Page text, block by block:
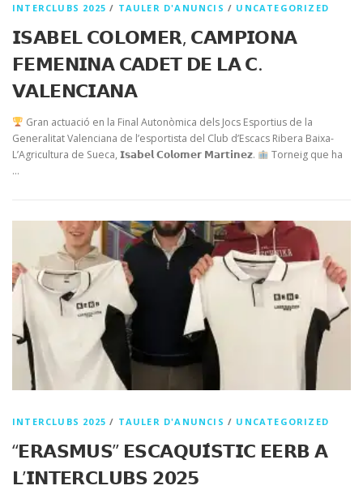
INTERCLUBS 2025 / TAULER D'ANUNCIS / UNCATEGORIZED
𝗜𝗦𝗔𝗕𝗘𝗟 𝗖𝗢𝗟𝗢𝗠𝗘𝗥, 𝗖𝗔𝗠𝗣𝗜𝗢𝗡𝗔
𝗙𝗘𝗠𝗘𝗡𝗜𝗡𝗔 𝗖𝗔𝗗𝗘𝗧 𝗗𝗘 𝗟𝗔 𝗖.
𝗩𝗔𝗟𝗘𝗡𝗖𝗜𝗔𝗡𝗔
Gran actuació en la Final Autonòmica dels Jocs Esportius de la
Generalitat Valenciana de l’esportista del Club d’Escacs Ribera Baixa-
L’Agricultura de Sueca, 𝗜𝘀𝗮𝗯𝗲𝗹 𝗖𝗼𝗹𝗼𝗺𝗲𝗿 𝗠𝗮𝗿𝘁𝗶𝗻𝗲𝘇.
Torneig que ha
…
INTERCLUBS 2025 / TAULER D'ANUNCIS / UNCATEGORIZED
“𝗘𝗥𝗔𝗦𝗠𝗨𝗦” 𝗘𝗦𝗖𝗔𝗤𝗨𝗜́𝗦𝗧𝗜𝗖 𝗘𝗘𝗥𝗕 𝗔
𝗟’𝗜𝗡𝗧𝗘𝗥𝗖𝗟𝗨𝗕𝗦 𝟮𝟬𝟮𝟱